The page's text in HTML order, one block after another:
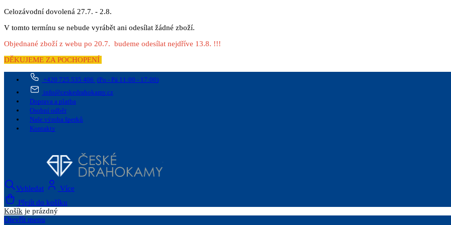
Celozávodní dovolená 27.7. - 2.8.
V tomto termínu se nebude vyrábět ani odesílat žádné zboží.
Objednané zboží z webu po 20.7. budeme odesílat nejdříve 13.8. !!!
DĚKUJEME ZA POCHOPENÍ
+420 725 535 406 (Po - Pá 11:00 - 17:00)
info@ceskedrahokamy.cz
Doprava a platba
Osobní odběr
Naše výroba šperků
Kontakty
Vyhledat
Více
Přejít do košíku
Košík je prázdný
Otevřít menu